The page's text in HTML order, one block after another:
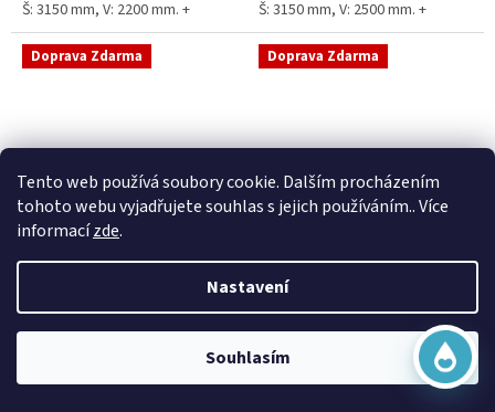
Tento web používá soubory cookie. Dalším procházením
tohoto webu vyjadřujete souhlas s jejich používáním.. Více
informacízde.
Nastavení
Souhlasím
Š: 3150 mm, V: 2200 mm. +
komínek Běžná doba dodání 2-3
týdny od objednávky....
Š: 3150 mm, V: 2500 mm. +
komínek Běžná doba dodání 2-3
týdny od objednávky. Rozměry...
Doprava Zdarma
Sací šachta samonosná
hodnocení
5,0
20 790 Kč bez DPH
Doprava Zdarma
Skladem
15 390 Kč bez DPH
Online
Začít konverzaci